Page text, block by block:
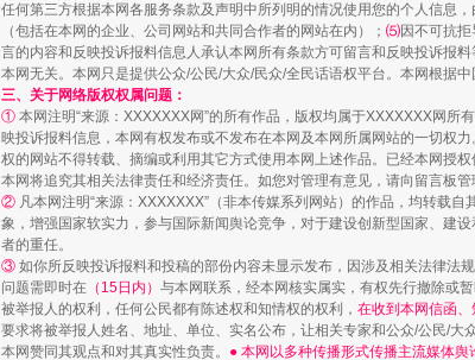
完善运行机制助力责任有效落实 一纸
任何第三方根据本网各服务条款及声明中所列明的情况使用您的个人信息，
（包括在本网的企业、公司网站和共同合作者的网站在内）； ⑸因不可抗拒
言的内容和反映投诉报料信息人承认本网所有条款方可留言和反映投诉报
本网无关。本网只是提供公众/公民/大众/民众/全民话语权平台。本网根据
三、关于网络版权权属问题：
① 本网注明“来源：XXXXXXX网”的所有作品，版权均属于XXXXXXX网
映投诉报料信息，本网有权发布或不发布在本网及本网所属网站的一切权
权的网站不得转载、摘编或利用其它方式使用本网上述作品。已经本网授
本网将追究其相关法律责任和经济责任。如您对管理有意见，请向留言板管
② 凡本网注明“来源：XXXXXXX”（非本传媒系列网站）的作品，均转载
象，增强国家软实力，参与国际新闻舆论竞争，对于建设创新型国家、建
者的重任。
③ 如你所反映投诉报料和投稿的部份内容未显示发布，因涉及相关法律法
问题需即时在 （15日内） 与本网联系，经本网核实属实，有权先行撤除或
被举报人的权利，任何公民都有陈述权和知情权的权利， 在收到本网信函
要求将被举报人姓名、地址、单位、实名公布，让相关专家和公众/公民/
本网赞同其观点和对其真实性负责。 ● 本网以多种传播形式传播主流媒体舆